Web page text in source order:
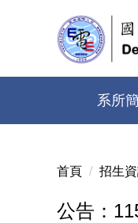
區
系所
首頁 招生
公告：